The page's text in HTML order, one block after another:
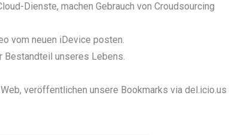
Dienste, machen Gebrauch von Croudsourcing
vom neuen iDevice posten.
unseres Lebens.
veröffentlichen unsere Bookmarks via del.icio.us